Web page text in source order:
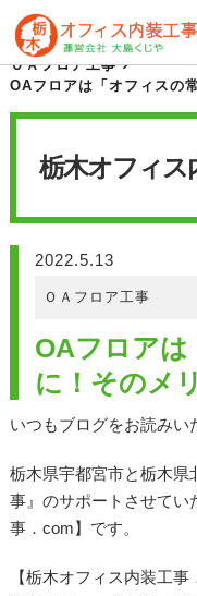
HOME
栃木オフィス内装工事 ブロ
ＯＡフロア工事
OAフロアは「オフィスの
栃木オフィス
2022.5.13
ＯＡフロア工事
OAフロアは
に！そのメ
いつもブログをお読みい
栃木県宇都宮市と栃木県
事』のサポートさせてい
事．com】です。
【栃木オフィス内装工